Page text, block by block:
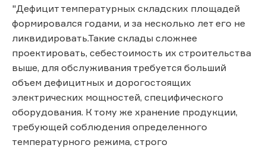
"Дефицит температурных складских площадей
формировался годами, и за несколько лет его не
ликвидировать.Такие склады сложнее
проектировать, себестоимость их строительства
выше, для обслуживания требуется больший
объем дефицитных и дорогостоящих
электрических мощностей, специфического
оборудования. К тому же хранение продукции,
требующей соблюдения определенного
температурного режима, строго